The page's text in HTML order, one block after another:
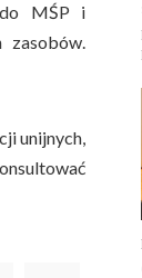
do MŚP i
zasobów.
unijnych,